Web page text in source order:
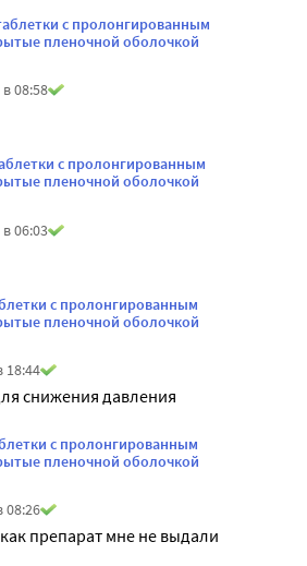
с пролонгированным
пленочной оболочкой
в 08:58
с пролонгированным
пленочной оболочкой
в 06:03
с пролонгированным
пленочной оболочкой
18:44
снижения давления
с пролонгированным
пленочной оболочкой
08:26
препарат мне не выдали